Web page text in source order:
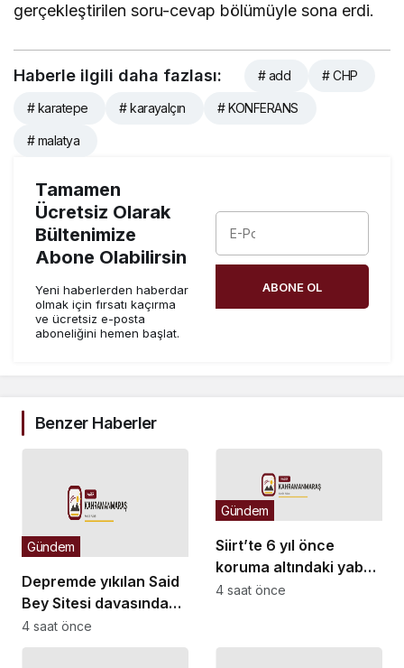
gerçekleştirilen soru-cevap bölümüyle sona erdi.
Haberle ilgili daha fazlası: # add # CHP
# karatepe # karayalçın # KONFERANS
# malatya
Tamamen
Ücretsiz Olarak
Bültenimize
Abone Olabilirsin
Yeni haberlerden haberdar
olmak için fırsatı kaçırma
ve ücretsiz e-posta
aboneliğini hemen başlat.
ABONE OL
Benzer Haberler
Depremde yıkılan Said
Bey Sitesi davasında
ek bilirkişi raporu: Dava
dışı 6 kişinin daha
Gündem
4 saat önce
Siirt’te 6 yıl önce
koruma altındaki yaban
keçilerini avlayanlara
Gündem
4 saat önce